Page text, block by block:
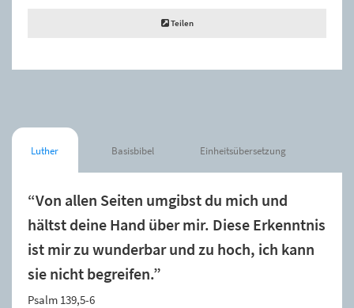
Teilen
Luther Basisbibel Einheitsübersetzung
“Von allen Seiten umgibst du mich und
hältst deine Hand über mir. Diese Erkenntnis
ist mir zu wunderbar und zu hoch, ich kann
sie nicht begreifen.”
Psalm 139,5-6